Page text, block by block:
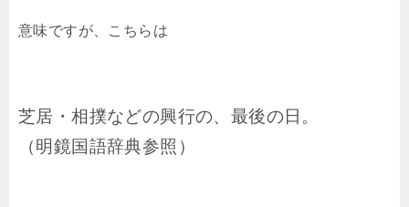
意味ですが、こちらは
芝居・相撲などの興行の、最後の日。
（明鏡国語辞典参照）